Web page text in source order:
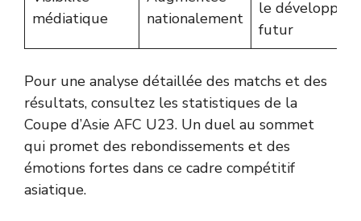
médiatique
nationalement
le
futur
Pour une analyse détaillée des matchs et des
résultats, consultez les statistiques de la
Coupe d’Asie AFC U23. Un duel au sommet
qui promet des rebondissements et des
émotions fortes dans ce cadre compétitif
asiatique.